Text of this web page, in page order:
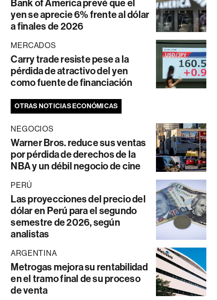
Bank of America prevé que el
yen se aprecie 6% frente al dólar
a finales de 2026
MERCADOS
Carry trade resiste pese a la
pérdida de atractivo del yen
como fuente de financiación
OTRAS NOTICIAS ECONÓMICAS
NEGOCIOS
Warner Bros. reduce sus ventas
por pérdida de derechos de la
NBA y un débil negocio de cine
PERÚ
Las proyecciones del precio del
dólar en Perú para el segundo
semestre de 2026, según
analistas
ARGENTINA
Metrogas mejora su rentabilidad
en el tramo final de su proceso
de venta